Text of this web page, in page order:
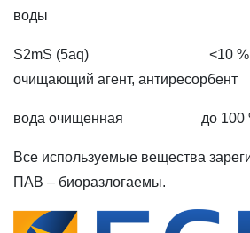
воды
S2mS (5aq) <10 % —
очищающий агент, антиресорбент
вода очищенная до 100
Все используемые вещества
ПАВ – биоразлогаемы.